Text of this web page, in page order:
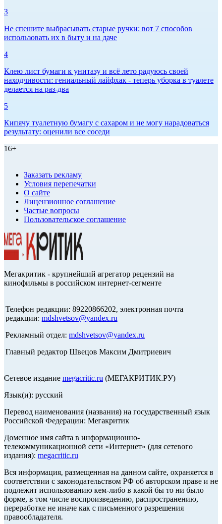
3
Не спешите выбрасывать старые ручки: вот 7 способов
использовать их в быту и на даче
4
Клею лист бумаги к унитазу и всё лето радуюсь своей
находчивости: гениальный лайфхак - теперь уборка в туалете
делается на раз-два
5
Кипячу туалетную бумагу с сахаром и не могу нарадоваться
результату: оценили все соседи
16+
Заказать рекламу
Условия перепечатки
О сайте
Лицензионное соглашение
Частые вопросы
Пользовательское соглашение
Мегакритик - крупнейший агрегатор рецензий на
кинофильмы в российском интернет-сегменте
Телефон редакции: 89220866202, электронная почта
редакции: mdshvetsov@yandex.ru
Рекламный отдел: mdshvetsov@yandex.ru
Главный редактор Швецов Максим Дмитриевич
Сетевое издание megacritic.ru (МЕГАКРИТИК.РУ)
Язык(и): русский
Перевод наименования (названия) на государственный язык
Российской Федерации: Мегакритик
Доменное имя сайта в информационно-
телекоммуникационной сети «Интернет» (для сетевого
издания): megacritic.ru
Вся информация, размещенная на данном сайте, охраняется в
соответствии с законодательством РФ об авторском праве и не
подлежит использованию кем-либо в какой бы то ни было
форме, в том числе воспроизведению, распространению,
переработке не иначе как с письменного разрешения
правообладателя.